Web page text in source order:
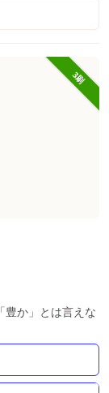
3刷
豊か」とは言えな